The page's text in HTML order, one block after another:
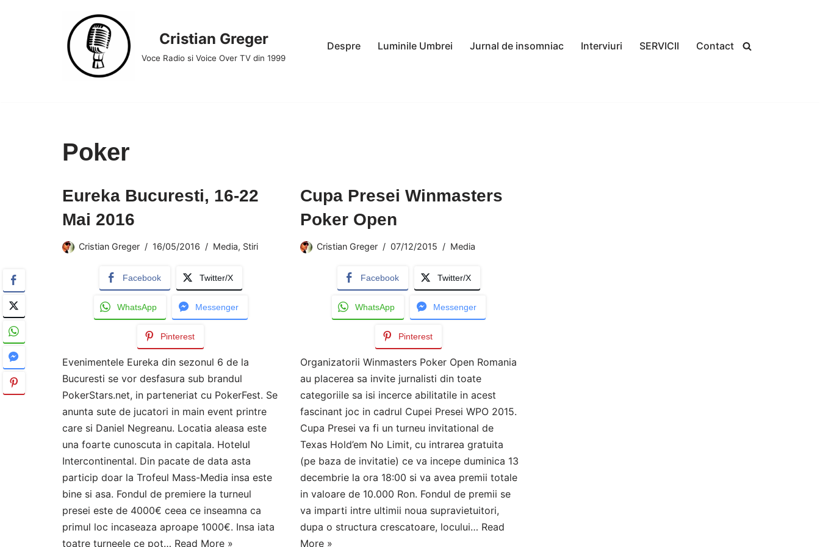
Cristian Greger
Voce Radio si Voice Over TV din 1999
Despre Luminile Umbrei Jurnal de insomniac Interviuri SERVICII Contact
Poker
Eureka Bucuresti, 16-22
Mai 2016
Cristian Greger 16/05/2016 Media, Stiri
Facebook Twitter/X
WhatsApp Messenger
Pinterest
Evenimentele Eureka din sezonul 6 de la
Bucuresti se vor desfasura sub brandul
PokerStars.net, in parteneriat cu PokerFest. Se
anunta sute de jucatori in main event printre
care si Daniel Negreanu. Locatia aleasa este
una foarte cunoscuta in capitala. Hotelul
Intercontinental. Din pacate de data asta
particip doar la Trofeul Mass-Media insa este
bine si asa. Fondul de premiere la turneul
presei este de 4000€ ceea ce inseamna ca
primul loc incaseaza aproape 1000€. Insa iata
toatre turneele ce pot… Read More »
Cupa Presei Winmasters
Poker Open
Cristian Greger 07/12/2015 Media
Facebook Twitter/X
WhatsApp Messenger
Pinterest
Organizatorii Winmasters Poker Open Romania
au placerea sa invite jurnalisti din toate
categoriile sa isi incerce abilitatile in acest
fascinant joc in cadrul Cupei Presei WPO 2015.
Cupa Presei va fi un turneu invitational de
Texas Hold’em No Limit, cu intrarea gratuita
(pe baza de invitatie) ce va incepe duminica 13
decembrie la ora 18:00 si va avea premii totale
in valoare de 10.000 Ron. Fondul de premii se
va imparti intre ultimii noua supravietuitori,
dupa o structura crescatoare, locului… Read
More »